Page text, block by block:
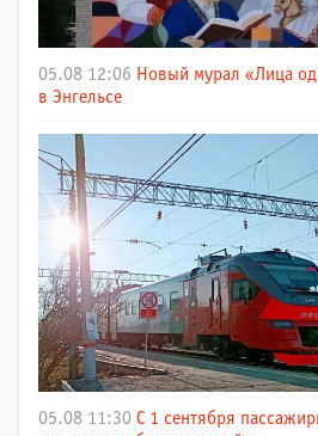
05.08 12:06 Новый мурал «Лица
в Энгельсе
05.08 11:30 С 1 сентября